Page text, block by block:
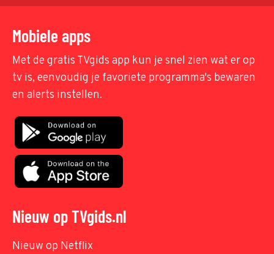
Mobiele apps
Met de gratis TVgids app kun je snel zien wat er op
tv is, eenvoudig je favoriete programma's bewaren
en alerts instellen.
Nieuw op TVgids.nl
Nieuw op Netflix